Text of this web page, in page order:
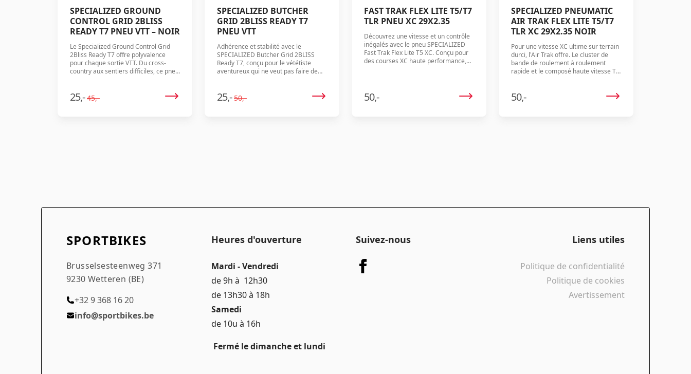
SPECIALIZED GROUND
CONTROL GRID 2BLISS
READY T7 PNEU VTT – NOIR
Le Specialized Ground Control Grid
2Bliss Ready T7 offre polyvalence
pour chaque sortie VTT. Du cross-
country aux sentiers difficiles, ce pneu
Block, châssis GRID et composition
GRIPTON® T7, assurez-vous une
25,- 45,-
SPECIALIZED BUTCHER
GRID 2BLISS READY T7
PNEU VTT
Adhérence et stabilité avec le
SPECIALIZED Butcher Grid 2BLISS
Ready T7, conçu pour le vététiste
aventureux qui ne veut pas faire de
25,- 50,-
FAST TRAK FLEX LITE T5/T7
TLR PNEU XC 29X2.35
Découvrez une vitesse et un contrôle
inégalés avec le pneu SPECIALIZED
Fast Trak Flex Lite T5 XC. Conçu pour
des courses XC haute performance,
50,-
SPECIALIZED PNEUMATIC
AIR TRAK FLEX LITE T5/T7
TLR XC 29X2.35 NOIR
Pour une vitesse XC ultime sur terrain
durci, l'Air Trak offre. Le cluster de
bande de roulement à roulement
rapide et le composé haute vitesse T5
composé T7 adhérent sur les côtés
assure la traction pour maintenir la
50,-
SPORTBIKES
Brusselsesteenweg 371
9230 Wetteren (BE)
+32 9 368 16 20
info@sportbikes.be
Heures d'ouverture
Mardi - Vendredi
de 9h à 12h30
de 13h30 à 18h
Samedi
de 10u à 16h
Fermé le dimanche et lundi
Suivez-nous Liens utiles
Politique de confidentialité
Politique de cookies
Avertissement